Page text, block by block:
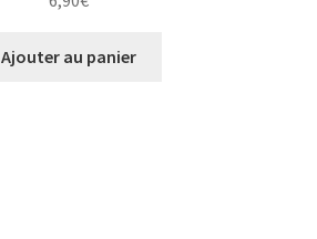
Ajouter au panier